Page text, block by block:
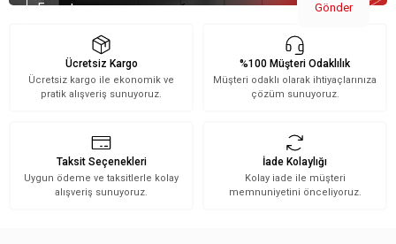
Gönder
Ücretsiz Kargo
Ücretsiz kargo ile ekonomik ve
pratik alışveriş sunuyoruz.
%100 Müşteri Odaklılık
Müşteri odaklı olarak ihtiyaçlarınıza
çözüm sunuyoruz.
Taksit Seçenekleri
Uygun ödeme ve taksitlerle kolay
alışveriş sunuyoruz.
İade Kolaylığı
Kolay iade ile müşteri
memnuniyetini önceliyoruz.